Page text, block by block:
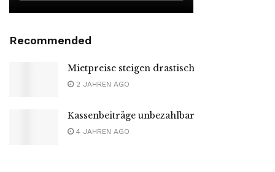
Recommended
Mietpreise steigen drastisch
2 JAHREN AGO
Kassenbeiträge unbezahlbar
4 JAHREN AGO